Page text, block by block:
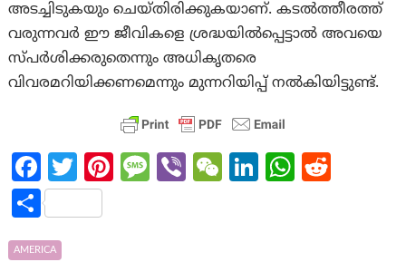
അടച്ചിടുകയും ചെയ്തിരിക്കുകയാണ്. കടൽത്തീരത്ത്
വരുന്നവർ ഈ ജീവികളെ ശ്രദ്ധയിൽപ്പെട്ടാൽ അവയെ
സ്പർശിക്കരുതെന്നും അധികൃതരെ
വിവരമറിയിക്കണമെന്നും മുന്നറിയിപ്പ് നൽകിയിട്ടുണ്ട്.
Fa
ce
b
o
T
w
itt
Pi M Vi W Li W
S
h
AMERICA